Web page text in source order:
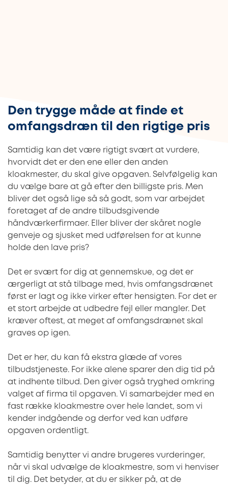
Den trygge måde at finde et
omfangsdræn til den rigtige pris
Samtidig kan det være rigtigt svært at vurdere,
hvorvidt det er den ene eller den anden
kloakmester, du skal give opgaven. Selvfølgelig kan
du vælge bare at gå efter den billigste pris. Men
bliver det også lige så så godt, som var arbejdet
foretaget af de andre tilbudsgivende
håndværkerfirmaer. Eller bliver der skåret nogle
genveje og sjusket med udførelsen for at kunne
holde den lave pris?
Det er svært for dig at gennemskue, og det er
ærgerligt at stå tilbage med, hvis omfangsdrænet
først er lagt og ikke virker efter hensigten. For det er
et stort arbejde at udbedre fejl eller mangler. Det
kræver oftest, at meget af omfangsdrænet skal
graves op igen.
Det er her, du kan få ekstra glæde af vores
tilbudstjeneste. For ikke alene sparer den dig tid på
at indhente tilbud. Den giver også tryghed omkring
valget af firma til opgaven. Vi samarbejder med en
fast række kloakmestre over hele landet, som vi
kender indgående og derfor ved kan udføre
opgaven ordentligt.
Samtidig benytter vi andre brugeres vurderinger,
når vi skal udvælge de kloakmestre, som vi henviser
til dig. Det betyder, at du er sikker på, at de